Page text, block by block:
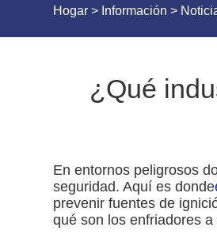
Hogar > Información >
¿Qué
En entornos peligrosos
seguridad. Aquí es donde
prevenir fuentes de
qué son los enfriadores